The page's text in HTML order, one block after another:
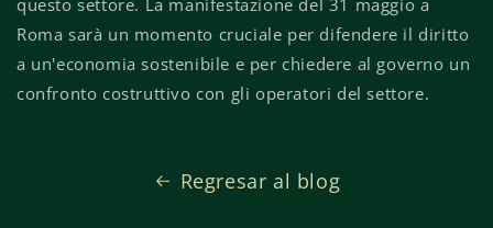
questo settore. La manifestazione del 31 maggio a
Roma sarà un momento cruciale per difendere il diritto
a un'economia sostenibile e per chiedere al governo un
confronto costruttivo con gli operatori del settore.
Regresar al blog